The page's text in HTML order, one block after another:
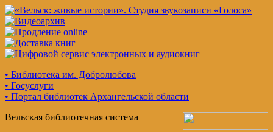
• Библиотека им. Добролюбова
• Госуслуги
• Портал библиотек Архангельской области
Вельская библиотечная система